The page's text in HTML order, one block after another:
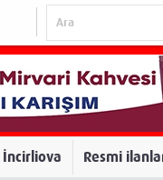
İncirliova Resmi